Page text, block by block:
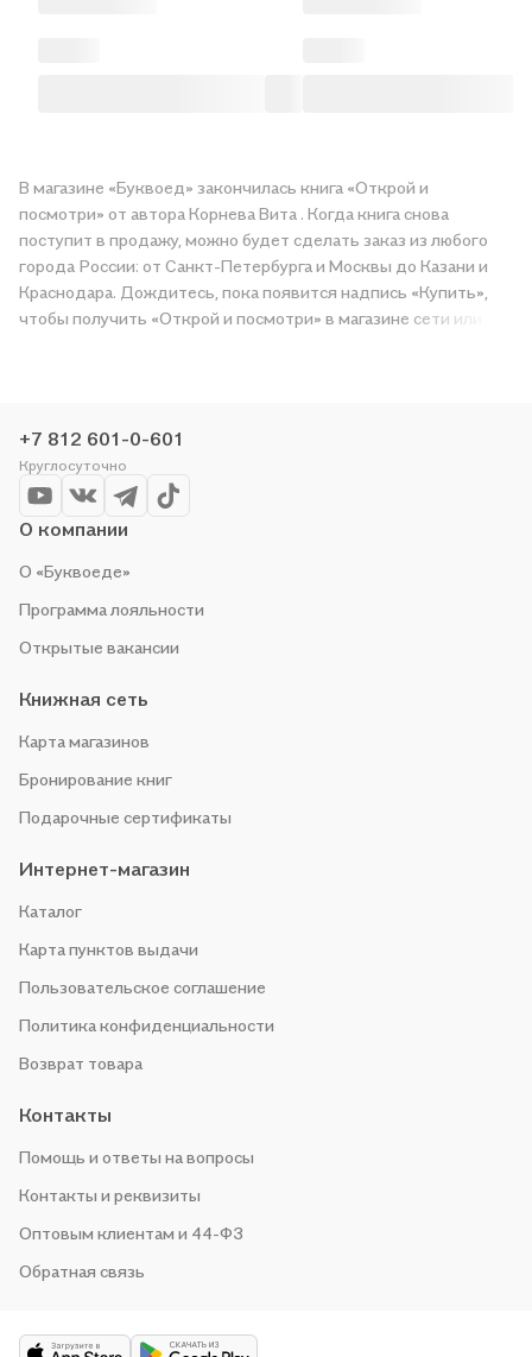
В магазине «Буквоед» закончилась книга «Открой и
посмотри» от автора Корнева Вита . Когда книга снова
поступит в продажу, можно будет сделать заказ из любого
города России: от Санкт-Петербурга и Москвы до Казани и
Краснодара. Дождитесь, пока появится надпись «Купить»,
чтобы получить «Открой и посмотри» в магазине сети или
+7 812 601-0-601
Круглосуточно
О компании
О «Буквоеде»
Программа лояльности
Открытые вакансии
Книжная сеть
Карта магазинов
Бронирование книг
Подарочные сертификаты
Интернет-магазин
Каталог
Карта пунктов выдачи
Пользовательское соглашение
Политика конфиденциальности
Возврат товара
Контакты
Помощь и ответы на вопросы
Контакты и реквизиты
Оптовым клиентам и 44-ФЗ
Обратная связь